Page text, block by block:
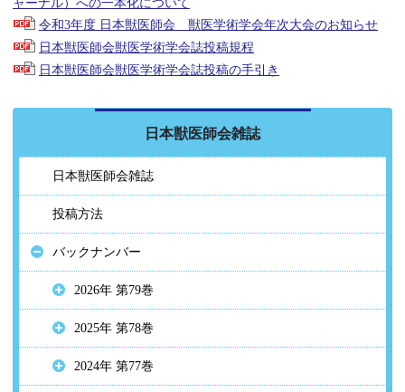
ャーナル）への一本化について
令和3年度 日本獣医師会 獣医学術学会年次大会のお知らせ
日本獣医師会獣医学術学会誌投稿規程
日本獣医師会獣医学術学会誌投稿の手引き
日本獣医師会雑誌
日本獣医師会雑誌
投稿方法
バックナンバー
2026年 第79巻
2025年 第78巻
2024年 第77巻